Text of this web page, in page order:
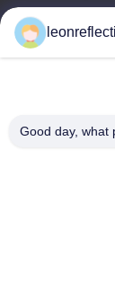
9:00-18:00
عنواننا
أنهوي، الصين
Good day, what